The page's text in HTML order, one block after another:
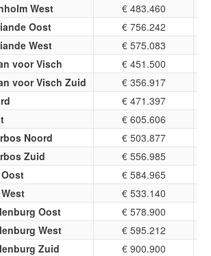
West
€ 483.460
Oost
€ 756.242
West
€ 575.083
voor Visch
€ 451.500
voor Visch Zuid
€ 356.917
€ 471.397
€ 605.606
Noord
€ 503.877
Zuid
€ 556.985
€ 584.965
€ 533.140
Oost
€ 578.900
West
€ 595.212
Zuid
€ 900.900